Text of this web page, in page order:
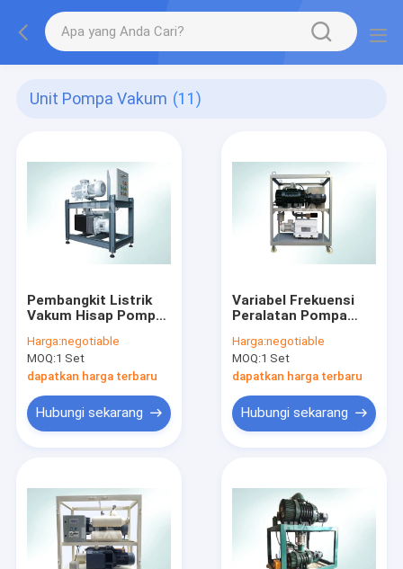
Unit Pompa Vakum (11)
Pembangkit Listrik
Vakum Hisap Pompa
Panggung Kecepatan
Memompa Tinggi
Harga:negotiable
MOQ:1 Set
dapatkan harga terbaru
Hubungi sekarang
Variabel Frekuensi
Peralatan Pompa
ISO9001 Menyetujui
Harga:negotiable
MOQ:1 Set
dapatkan harga terbaru
Hubungi sekarang